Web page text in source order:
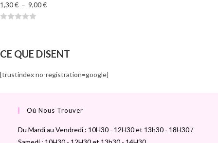
1,30€ – 9,00€
e
s
CE QUE DISENT
[trustindex no-registration=google]
Où Nous Trouver
Du Mardi au Vendredi : 10H30 - 12H30 et 13h30 - 18H30 /